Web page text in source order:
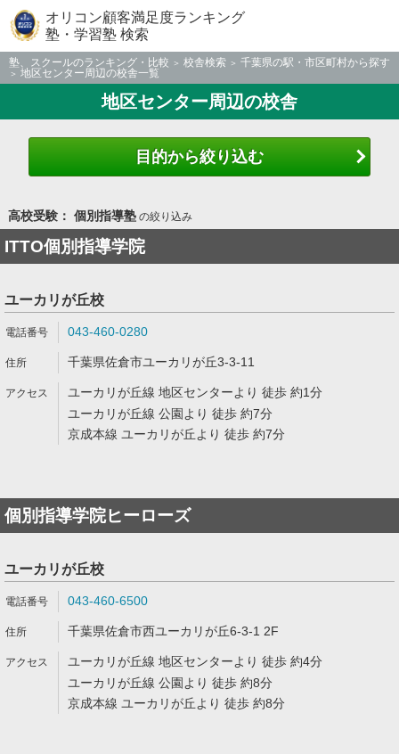
オリコン顧客満足度ランキング
塾・学習塾 検索
塾、スクールのランキング・比較 校舎検索
千葉県の駅・市区町村から探す
地区センター周辺の校舎一覧
地区センター周辺の校舎
目的から絞り込む
高校受験： 個別指導塾の絞り込み
ITTO個別指導学院
ユーカリが丘校
043-460-0280
千葉県佐倉市ユーカリが丘3-3-11
ユーカリが丘線 地区センターより 徒歩 約1分
ユーカリが丘線 公園より 徒歩 約7分
京成本線 ユーカリが丘より 徒歩 約7分
個別指導学院ヒーローズ
ユーカリが丘校
043-460-6500
千葉県佐倉市西ユーカリが丘6-3-1 2F
ユーカリが丘線 地区センターより 徒歩 約4分
ユーカリが丘線 公園より 徒歩 約8分
京成本線 ユーカリが丘より 徒歩 約8分